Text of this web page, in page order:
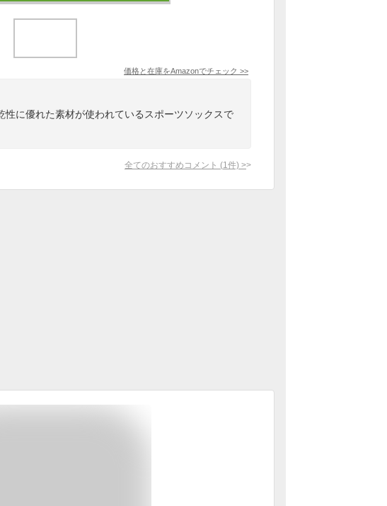
価格と在庫をAmazonでチェック >>
性に優れた素材が使われているスポーツソックスで
全てのおすすめコメント (1 件) >